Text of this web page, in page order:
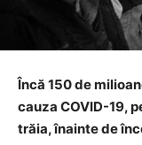
Încă 150 de
cauza COVID-19,
trăia, înainte de